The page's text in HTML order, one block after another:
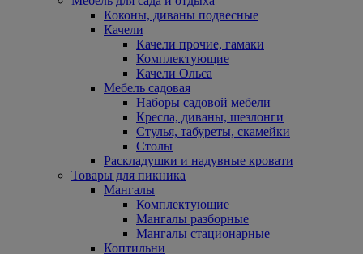
Коконы, диваны подвесные
Качели
Качели прочие, гамаки
Комплектующие
Качели Ольса
Мебель садовая
Наборы садовой мебели
Кресла, диваны, шезлонги
Стулья, табуреты, скамейки
Столы
Раскладушки и надувные кровати
Товары для пикника
Мангалы
Комплектующие
Мангалы разборные
Мангалы стационарные
Коптильни